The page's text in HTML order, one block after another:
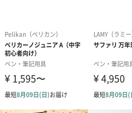
まに水彩を楽しめる「水彩毛筆[
毛筆タッチを生かして、大胆に
直接穂先をつけて濃淡も自在に